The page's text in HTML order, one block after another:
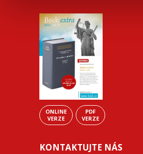
ONLINE
VERZE
PDF
VERZE
KONTAKTUJTE NÁS